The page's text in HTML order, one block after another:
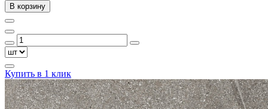
В корзину
Купить в 1 клик